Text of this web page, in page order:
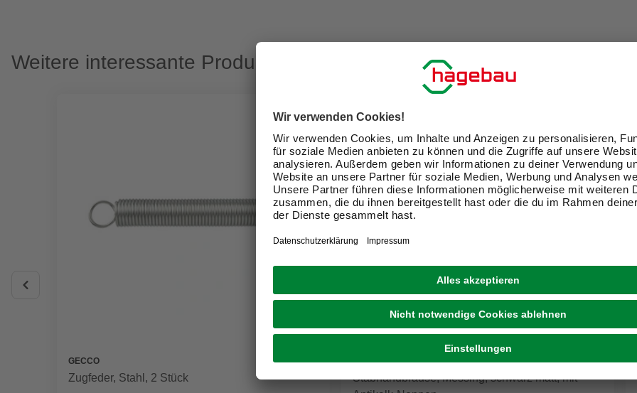
Weitere interessante Produkte
GECCO
Zugfeder, Stahl, 2 Stück
CHRIS BERGEN
Stabhandbrause, Messing, schwarz matt, mit